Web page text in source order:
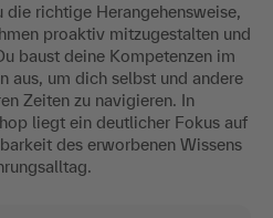
die richtige Herangehensweise,
proaktiv mitzugestalten und
baust deine Kompetenzen im
aus, um dich selbst und andere
Zeiten zu navigieren. In
liegt ein deutlicher Fokus auf
des erworbenen Wissens